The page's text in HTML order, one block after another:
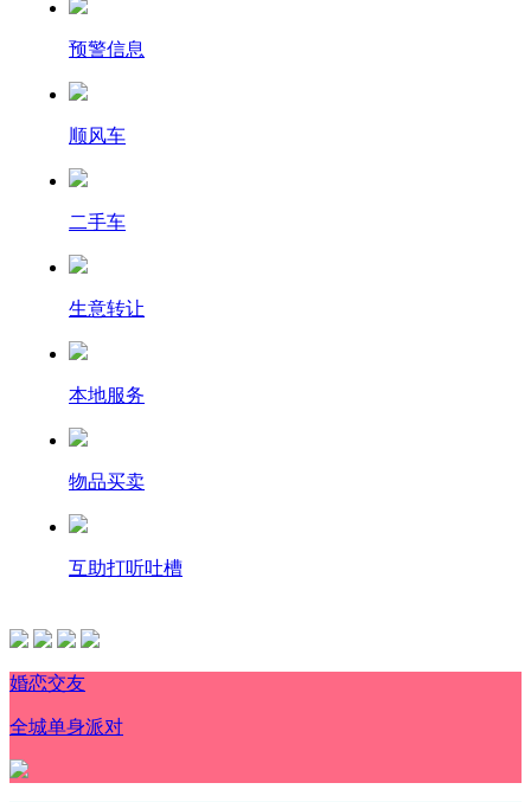
预警信息
顺风车
二手车
生意转让
本地服务
物品买卖
互助打听吐槽
婚恋交友
全城单身派对